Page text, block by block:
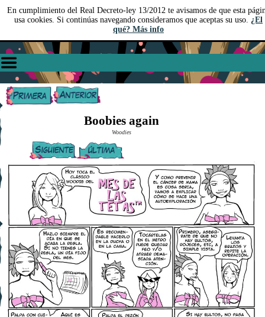
En cumplimiento del Real Decreto-ley 13/2012 te avisamos de que esta
usa cookies. Si continúas navegando consideramos que aceptas su uso. ¿El
qué? Más info
Boobies again
Woodies